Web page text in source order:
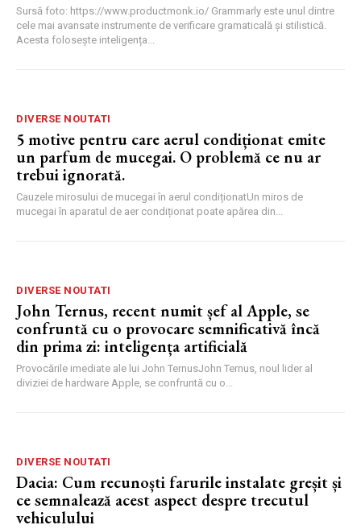
Sursă foto: https://www.productmonk.io/ Grammarly este unul dintre
cele mai avansate instrumente de verificare gramaticală și stilistică.
Acesta folosește inteligența...
DIVERSE NOUTATI
5 motive pentru care aerul condiționat emite
un parfum de mucegai. O problemă ce nu ar
trebui ignorată.
Cauzele mirosului de mucegai în aerul condiționatUn miros de
mucegai în aparatul de aer condiționat poate apărea din...
DIVERSE NOUTATI
John Ternus, recent numit șef al Apple, se
confruntă cu o provocare semnificativă încă
din prima zi: inteligența artificială
Provocările imediate ale lui John TernusJohn Ternus, noul lider al
diviziei de hardware Apple, se confruntă cu o...
DIVERSE NOUTATI
Dacia: Cum recunoști farurile instalate greșit și
ce semnalează acest aspect despre trecutul
vehiculului